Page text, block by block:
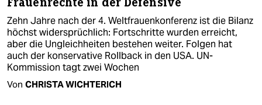
Zehn Jahre nach der 4. Weltfrauenkonferenz ist die Bilanz
höchst widersprüchlich: Fortschritte wurden erreicht,
aber die Ungleichheiten bestehen weiter. Folgen hat
auch der konservative Rollback in den USA. UN-
Kommission tagt zwei Wochen
Von CHRISTA WICHTERICH